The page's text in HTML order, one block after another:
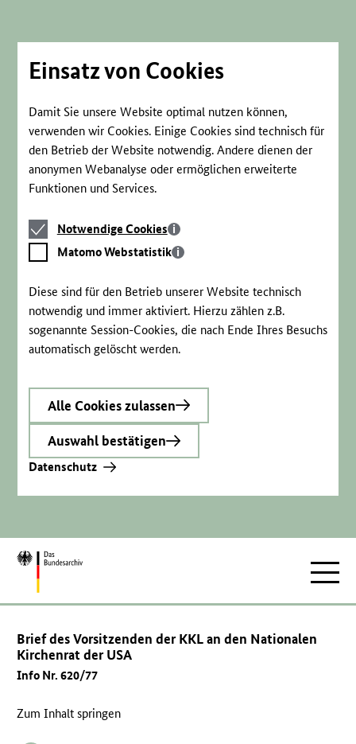
Einsatz von Cookies
Damit Sie unsere Website optimal nutzen können,
verwenden wir Cookies. Einige Cookies sind technisch für
den Betrieb der Website notwendig. Andere dienen der
anonymen Webanalyse oder ermöglichen erweiterte
Funktionen und Services.
Notwendige
Cookies
Notwendige Cookies
Matomo
Webstatistik
Matomo Webstatistik
Diese sind für den Betrieb unserer Website technisch
notwendig und immer aktiviert. Hierzu zählen z.B.
sogenannte Session-Cookies, die nach Ende Ihres Besuchs
automatisch gelöscht werden.
Alle Cookies zulassen
Auswahl bestätigen
Datenschutz
Zur
Brief des Vorsitzenden der KKL an den Nationalen
Kirchenrat der USA
Info Nr. 620/77
Zum Inhalt springen